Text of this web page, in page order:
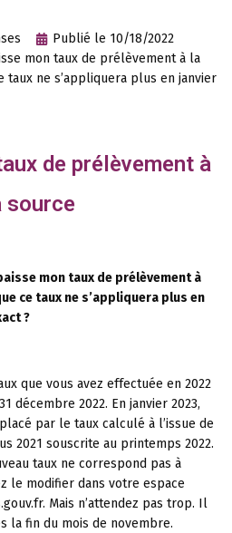
Publié le 10/18/2022
mon taux de prélèvement à la
taux ne s’appliquera plus en janvier
de prélèvement à
source
mon taux de prélèvement à
ce taux ne s’appliquera plus en
?
que vous avez effectuée en 2022
décembre 2022. En janvier 2023,
par le taux calculé à l’issue de
2021 souscrite au printemps 2022.
taux ne correspond pas à
le modifier dans votre espace
Mais n’attendez pas trop. Il
la fin du mois de novembre.